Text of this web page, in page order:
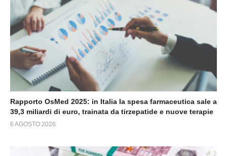
Rapporto OsMed 2025: in Italia la spesa farmaceutica sale a
39,3 miliardi di euro, trainata da tirzepatide e nuove terapie
6 AGOSTO 2026